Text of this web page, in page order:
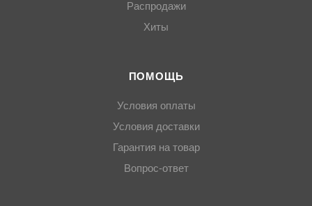
Распродажи
Хиты
ПОМОЩЬ
Условия оплаты
Условия доставки
Гарантия на товар
Вопрос-ответ